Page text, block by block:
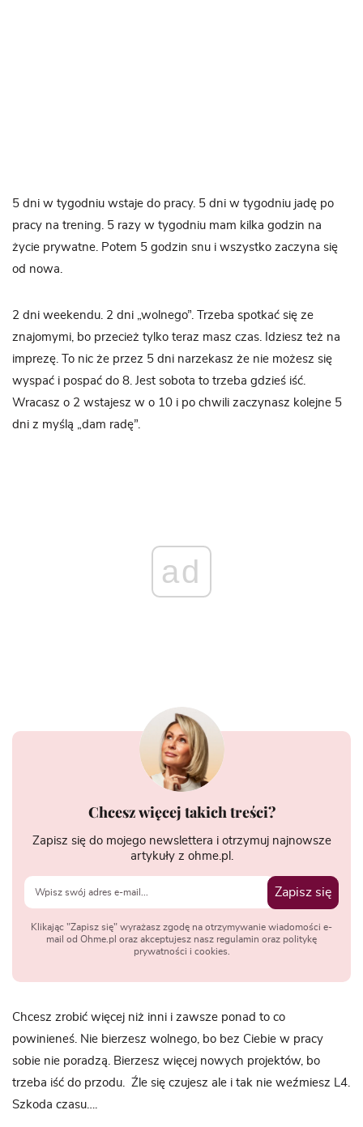
5 dni w tygodniu wstaje do pracy. 5 dni w tygodniu jadę po
pracy na trening. 5 razy w tygodniu mam kilka godzin na
życie prywatne. Potem 5 godzin snu i wszystko zaczyna się
od nowa.
2 dni weekendu. 2 dni „wolnego”. Trzeba spotkać się ze
znajomymi, bo przecież tylko teraz masz czas. Idziesz też na
imprezę. To nic że przez 5 dni narzekasz że nie możesz się
wyspać i pospać do 8. Jest sobota to trzeba gdzieś iść.
Wracasz o 2 wstajesz w o 10 i po chwili zaczynasz kolejne 5
dni z myślą „dam radę”.
ad
Chcesz więcej takich treści?
Zapisz się do mojego newslettera i otrzymuj najnowsze
artykuły z ohme.pl.
Zapisz się
Klikając "Zapisz się" wyrażasz zgodę na otrzymywanie wiadomości e-
mail od Ohme.pl oraz akceptujesz nasz regulamin oraz politykę
prywatności i cookies.
Chcesz zrobić więcej niż inni i zawsze ponad to co
powinieneś. Nie bierzesz wolnego, bo bez Ciebie w pracy
sobie nie poradzą. Bierzesz więcej nowych projektów, bo
trzeba iść do przodu. Źle się czujesz ale i tak nie weźmiesz L4.
Szkoda czasu….